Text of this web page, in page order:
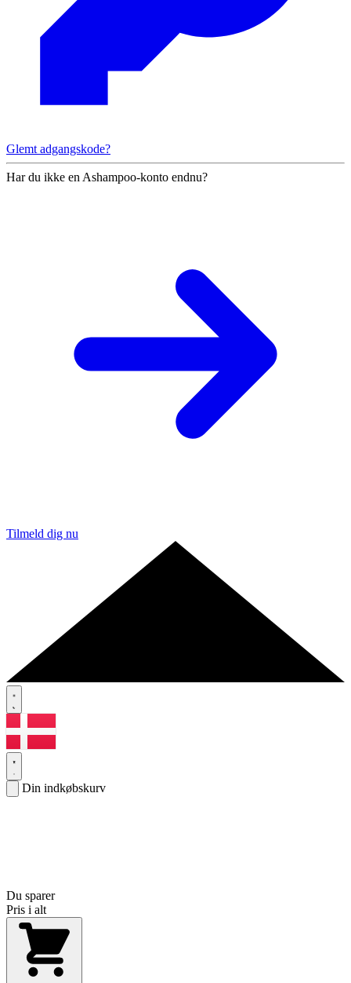
Glemt adgangskode?
Har du ikke en Ashampoo-konto endnu?
Tilmeld dig nu
Din indkøbskurv
Du sparer
Pris i alt